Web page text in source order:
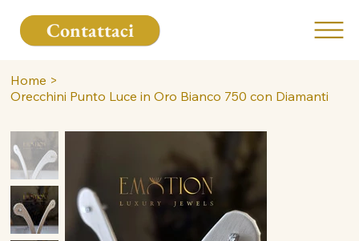
Contattaci
Home >
Orecchini Punto Luce in Oro Bianco 750 con Diamanti